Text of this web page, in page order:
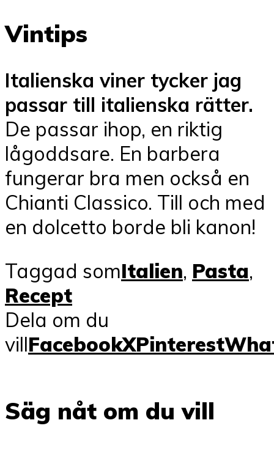
Vintips
Italienska viner tycker jag
passar till italienska rätter.
De passar ihop, en riktig
lågoddsare. En barbera
fungerar bra men också en
Chianti Classico. Till och med
en dolcetto borde bli kanon!
Taggad somItalien, Pasta,
Recept
Dela om du
villFacebookXPinterest
Säg nåt om du vill